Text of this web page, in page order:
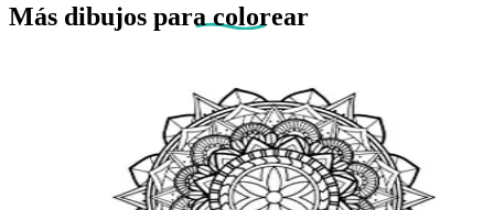
Más dibujos para colorear